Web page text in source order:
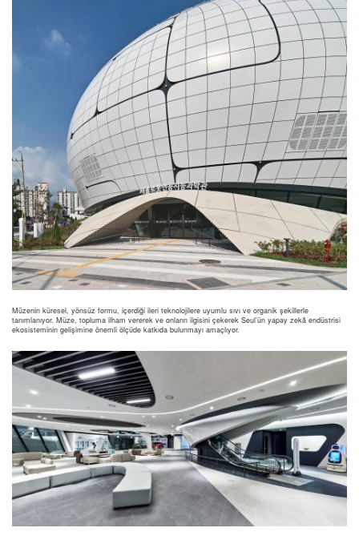
Müzenin küresel, yönsüz formu, içerdiği ileri teknolojilere uyumlu sıvı ve organik şekillerle
tanımlanıyor. Müze, topluma ilham vererek ve onların ilgisini çekerek Seul’ün yapay zekâ endüstrisi
ekosisteminin gelişimine önemli ölçüde katkıda bulunmayı amaçlıyor.